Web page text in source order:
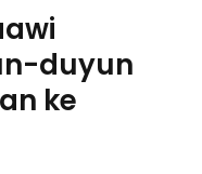
duyun
ke